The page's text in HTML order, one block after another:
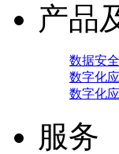
产品
数据安
数字化
数字化
服务